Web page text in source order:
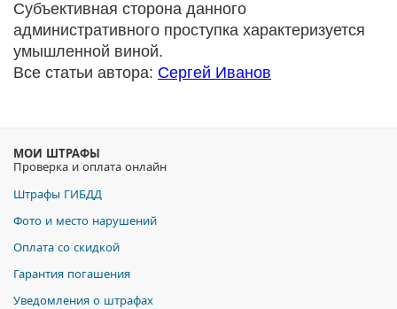
Субъективная сторона данного
административного проступка характеризуется
умышленной виной.
Все статьи автора: Сергей Иванов
МОИ ШТРАФЫ
Проверка и оплата онлайн
Штрафы ГИБДД
Фото и место нарушений
Оплата со скидкой
Гарантия погашения
Уведомления о штрафах